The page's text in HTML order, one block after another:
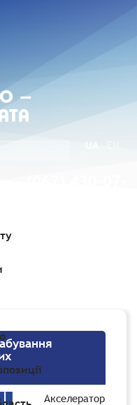
-
для бізнесу
Акселератор